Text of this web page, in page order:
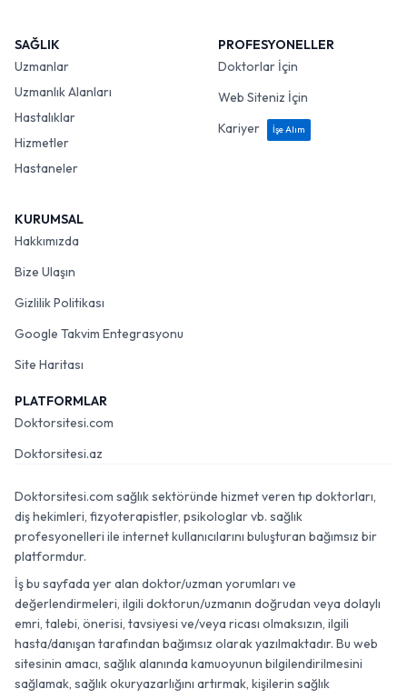
SAĞLIK
Uzmanlar
Uzmanlık Alanları
Hastalıklar
Hizmetler
Hastaneler
PROFESYONELLER
Doktorlar İçin
Web Siteniz İçin
Kariyer
İşe Alım
KURUMSAL
Hakkımızda
Bize Ulaşın
Gizlilik Politikası
Google Takvim Entegrasyonu
Site Haritası
PLATFORMLAR
Doktorsitesi.com
Doktorsitesi.az
Doktorsitesi.com sağlık sektöründe hizmet veren tıp doktorları,
diş hekimleri, fizyoterapistler, psikologlar vb. sağlık
profesyonelleri ile internet kullanıcılarını buluşturan bağımsız bir
platformdur.
İş bu sayfada yer alan doktor/uzman yorumları ve
değerlendirmeleri, ilgili doktorun/uzmanın doğrudan veya dolaylı
emri, talebi, önerisi, tavsiyesi ve/veya ricası olmaksızın, ilgili
hasta/danışan tarafından bağımsız olarak yazılmaktadır. Bu web
sitesinin amacı, sağlık alanında kamuoyunun bilgilendirilmesini
sağlamak, sağlık okuryazarlığını artırmak, kişilerin sağlık